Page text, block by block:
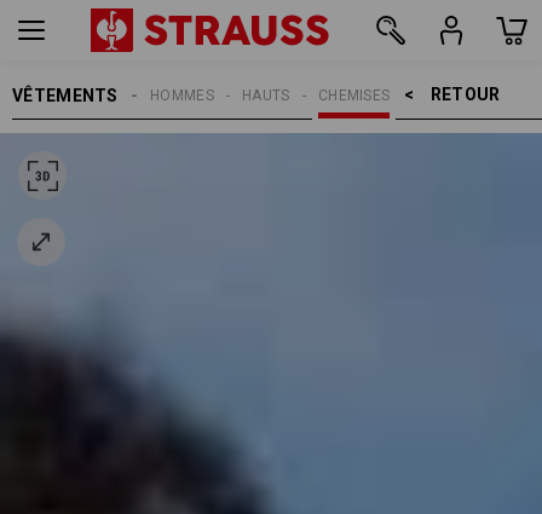
VÊTEMENTS RETOUR    >
CHEMISES
HAUTS
HOMMES